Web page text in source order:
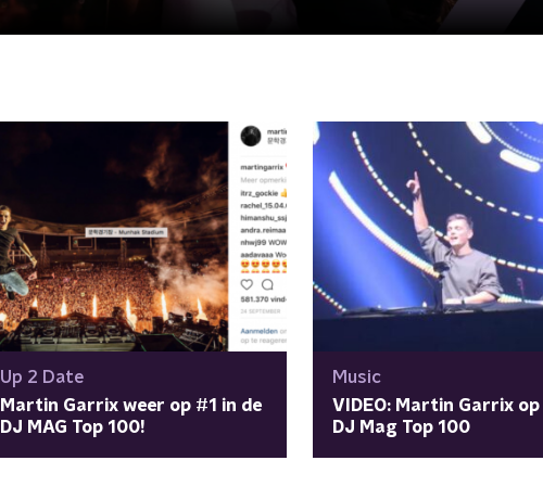
Up 2 Date
Martin Garrix weer op #1 in de
DJ MAG Top 100!
Music
VIDEO: Martin Garrix op
DJ Mag Top 100